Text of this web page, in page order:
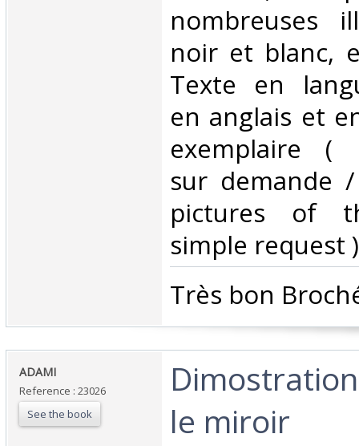
nombreuses
noir et blanc,
Texte en
en anglais et
exemplaire (
sur demande
pictures of
simple request
‎Très bon
‎ADAMI‎
Reference : 23026
See the book
le miroir‎